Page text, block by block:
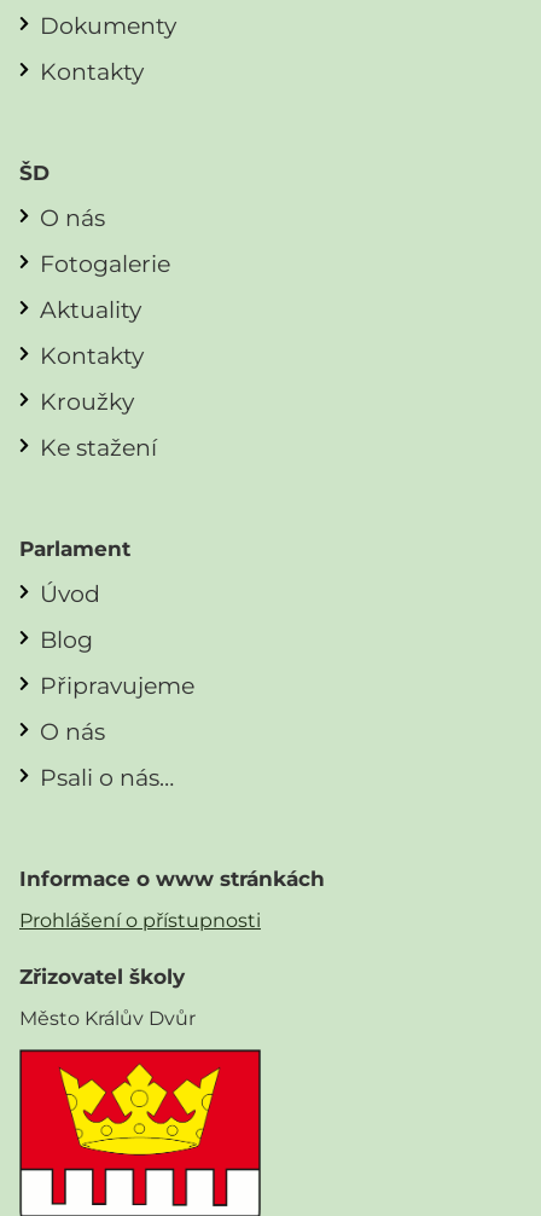
Dokumenty
Kontakty
ŠD
O nás
Fotogalerie
Aktuality
Kontakty
Kroužky
Ke stažení
Parlament
Úvod
Blog
Připravujeme
O nás
Psali o nás…
Informace o www stránkách
Prohlášení o přístupnosti
Zřizovatel školy
Město Králův Dvůr